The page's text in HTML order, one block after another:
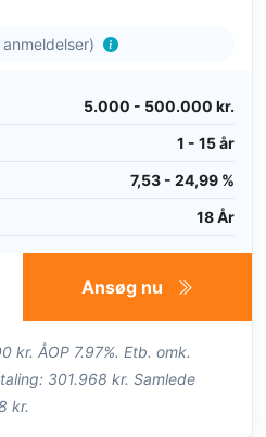
5.000 - 500.000 kr.
1 - 15 år
7,53 - 24,99 %
18 År
Ansøg nu
kr. ÅOP 7.97%. Etb. omk.
301.968 kr. Samlede
kr.